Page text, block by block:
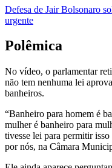
Defesa de Jair Bolsonaro
urgente
Polêmica
No vídeo, o parlamentar
não tem nenhuma lei
banheiros.
“Banheiro para homem é
mulher é banheiro para
tivesse lei para permitir
por nós, na Câmara